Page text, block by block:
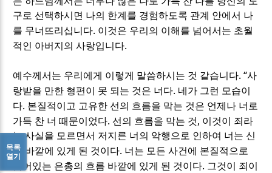
구로 선택하시면 나의 한계를 경험하도록 관계 안에서 나
를 무너뜨리십니다. 이것은 우리의 이해를 넘어서는 초월
적인 아버지의 사랑입니다.
예수께서는 우리에게 이렇게 말씀하시는 것 같습니다. “사
랑받을 만한 형편이 못 되는 것은 너다. 네가 그런 모습이
다. 본질적이고 고유한 선의 흐름을 막는 것은 언제나 너로
가득 찬 너 때문이었다. 선의 흐름을 막는 것, 이것이 죄라
는 사실을 모르면서 저지른 너의 악행으로 인하여 너는 신
비 바깥에 있게 된 것이다. 너는 모든 사건에 본질적으로
숨어있는 은총의 흐름 바깥에 있게 된 것이다. 그것이 죄이
목록
열기